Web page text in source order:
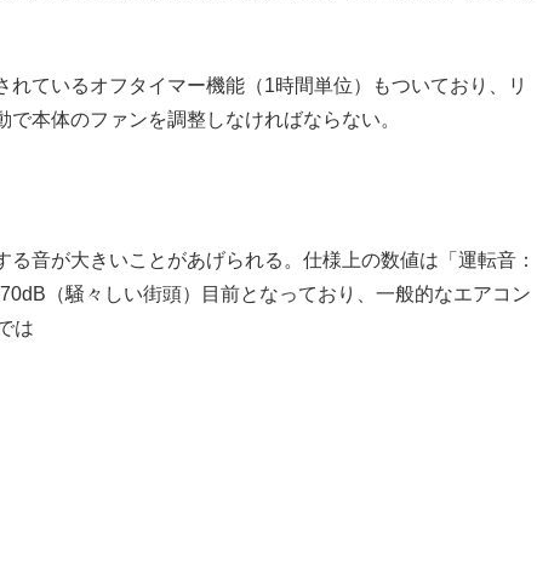
ているオフタイマー機能（1時間単位）もついており、リ
本体のファンを調整しなければならない。
音が大きいことがあげられる。仕様上の数値は「運転音：
（騒々しい街頭）目前となっており、一般的なエアコン
は